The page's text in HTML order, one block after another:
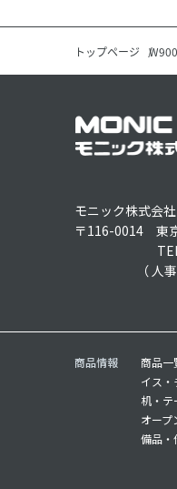
トップページ
モニック株式会社
〒116-0014 東
（ 人
商品情報
商品一
イス・
机・テ
オープ
備品・